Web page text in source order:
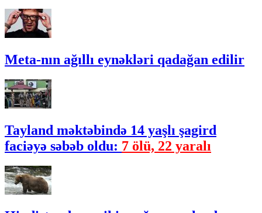
Meta-nın ağıllı eynəkləri qadağan edilir
Tayland məktəbində 14 yaşlı şagird
faciəyə səbəb oldu: 7 ölü, 22 yaralı